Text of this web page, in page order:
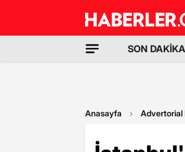
SON DAKİKA
Anasayfa Advertorial